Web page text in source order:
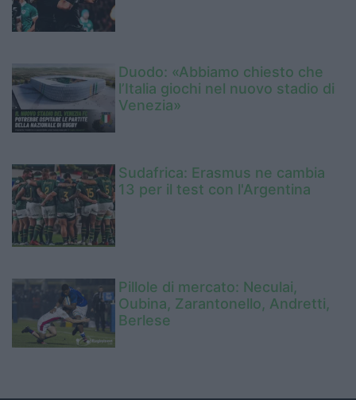
Duodo: «Abbiamo chiesto che
l’Italia giochi nel nuovo stadio di
Venezia»
Sudafrica: Erasmus ne cambia
13 per il test con l'Argentina
Pillole di mercato: Neculai,
Oubina, Zarantonello, Andretti,
Berlese